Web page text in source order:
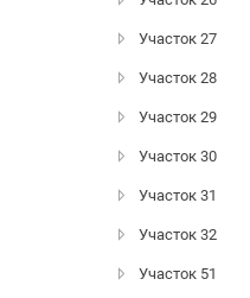
Участок 27
Участок 28
Участок 29
Участок 30
Участок 31
Участок 32
Участок 51